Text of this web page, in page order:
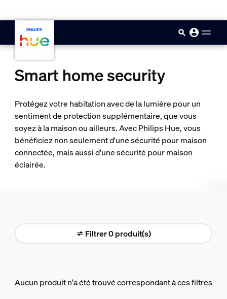
Smart home security
Protégez votre habitation avec de la lumière pour un
sentiment de protection supplémentaire, que vous
soyez à la maison ou ailleurs. Avec Philips Hue, vous
bénéficiez non seulement d'une sécurité pour maison
connectée, mais aussi d'une sécurité pour maison
éclairée.
Filtrer 0 produit(s)
Aucun produit n'a été trouvé correspondant à ces filtres